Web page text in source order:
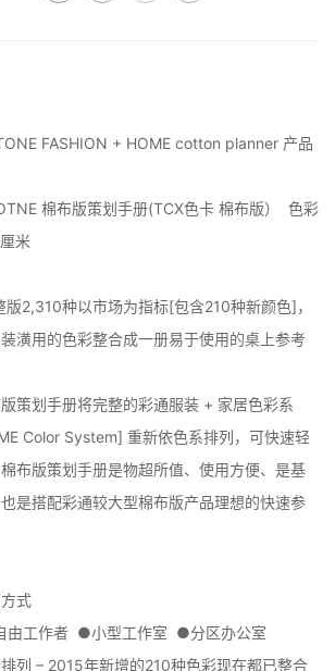
FASHION + HOME cotton planner 产品
棉布版策划手册(TCX色卡 棉布版） 色彩
米
2,310种以市场为指标[包含210种新颜色]，
潢用的色彩整合成一册易于使用的桌上参考
策划手册将完整的彩通服装 + 家居色彩系
Color System] 重新依色系排列，可快速轻
布版策划手册是物超所值、使用方便、是基
是搭配彩通较大型棉布版产品理想的快速参
式
工作者 ●小型工作室 ●分区办公室
列 – 2015年新增的210种色彩现在都已整合